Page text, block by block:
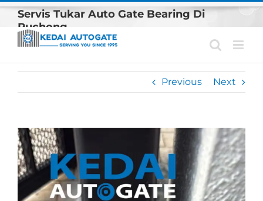
Skip
content
Servis Tukar Auto Gate Bearing Di
Puchong
Previous Next
View
Larger
Image